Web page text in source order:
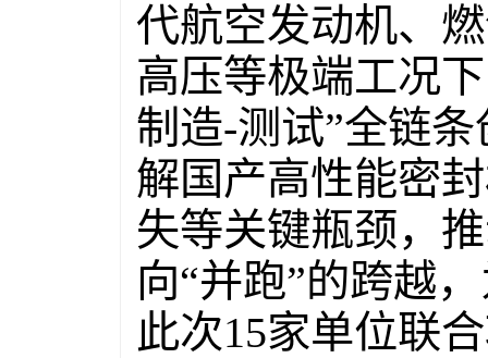
代航空发动机、
高压等极端工况
制造-测试”全链
解国产高性能密
失等关键瓶颈，
向“并跑”的跨越
此次15家单位联